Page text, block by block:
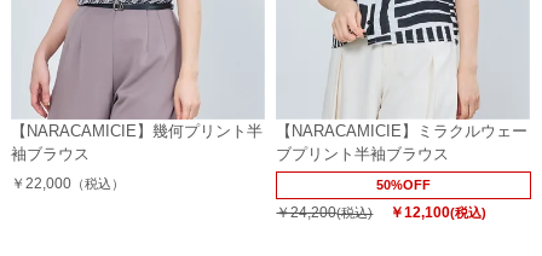
【NARACAMICIE】幾何プリント半
袖ブラウス
￥22,000（税込）
【NARACAMICIE】ミラクルウェー
ブプリント半袖ブラウス
50%OFF
￥24,200(税込) ￥12,100(税込)